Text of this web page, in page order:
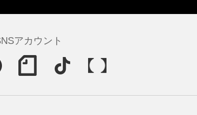
アカウント